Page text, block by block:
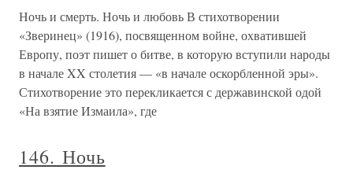
Ночь и смерть. Ночь и любовь В стихотворении
«Зверинец» (1916), посвященном войне, охватившей
Европу, поэт пишет о битве, в которую вступили народы
в начале XX столетия — «в начале оскорбленной эры».
Стихотворение это перекликается с державинской одой
«На взятие Измаила», где
146. Ночь